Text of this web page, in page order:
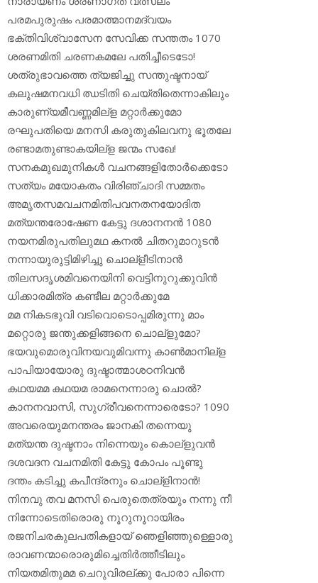
പരമപുരുഷം പരമാത്മാനമദ്വയം
ഭക്തിവിശ്വാസേന സേവിക്ക സന്തതം 1070
ശരണമിതി ചരണകമലേ പതിച്ചീടെടോ!
ശത്രുഭാവത്തെ ത്യജിച്ചു സന്തുഷ്ടനായ്
കലുഷമനവധി ഝടിതി ചെയ്തിതെന്നാകിലും
കാരുണ്യമീവണ്ണമില്‌ള മറ്റാര്‍ക്കുമോ
രഘുപതിയെ മനസി കരുതുകിലവനു ഭൂതലേ
രണ്ടാമതുണ്ടാകയില്‌ള ജന്മം സഖേ!
സനകമുഖമുനികള്‍ വചനങ്ങളിതോര്‍ക്കെടോ
സത്യം മയോകതം വിരിഞ്ചാദി സമ്മതം
അമൃതസമവചനമിതിപവനതനയോദിത
മത്യന്തരോഷേണ കേട്ടു ദശാനനന്‍ 1080
നയനമിരുപതിലുമഥ കനല്‍ ചിതറുമാറുടന്‍
നന്നായുരുട്ടിമിഴിച്ചു ചൊല്‌ളീടിനാന്‍
തിലസദൃശമിവനെയിനി വെട്ടിനുറുക്കുവിന്‍
ധിക്കാരമിത്ര കണ്ടീല മറ്റാര്‍ക്കുമേ
മമ നികടഭുവി വടിവൊടൊപ്പമിരുന്നു മാം
മറ്റൊരു ജന്തുക്കളിങ്ങനെ ചൊല്‌ളുമോ?
ഭയവുമൊരുവിനയവുമിവന്നു കാണ്‍മാനില്‌ള
പാപിയായോരു ദുഷ്ടാത്മാശഠനിവന്‍
കഥയമമ കഥയമ രാമനെന്നാരു ചൊല്‍?
കാനനവാസി, സുഗ്രീവനെന്നാരെടോ? 1090
അവരെയുമനന്തരം ജാനകി തന്നെയു
മത്യന്ത ദുഷ്ടനാം നിന്നെയും കൊല്‌ളുവന്‍
ദശവദന വചനമിതി കേട്ടു കോപം പൂണ്ടു
ദന്തം കടിച്ചു കപീന്ദ്രനും ചൊല്‌ളിനാന്‍!
നിനവു തവ മനസി പെരുതെത്രയും നന്നു നീ
നിന്നോടെതിരൊരു നൂറുനൂറായിരം
രജനിചരകുലപതികളായ് ഞെളിഞ്ഞുള്ളൊരു
രാവണന്മാരൊരുമിച്ചെതിര്‍ത്തീടിലും
നിയതമിതുമമ ചെറുവിരല്ക്കു പോരാ പിന്നെ